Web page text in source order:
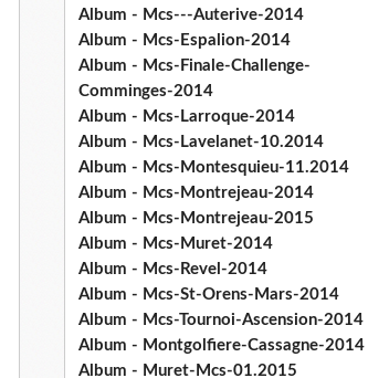
Album - Mcs---Auterive-2014
Album - Mcs-Espalion-2014
Album - Mcs-Finale-Challenge-
Comminges-2014
Album - Mcs-Larroque-2014
Album - Mcs-Lavelanet-10.2014
Album - Mcs-Montesquieu-11.2014
Album - Mcs-Montrejeau-2014
Album - Mcs-Montrejeau-2015
Album - Mcs-Muret-2014
Album - Mcs-Revel-2014
Album - Mcs-St-Orens-Mars-2014
Album - Mcs-Tournoi-Ascension-2014
Album - Montgolfiere-Cassagne-2014
Album - Muret-Mcs-01.2015